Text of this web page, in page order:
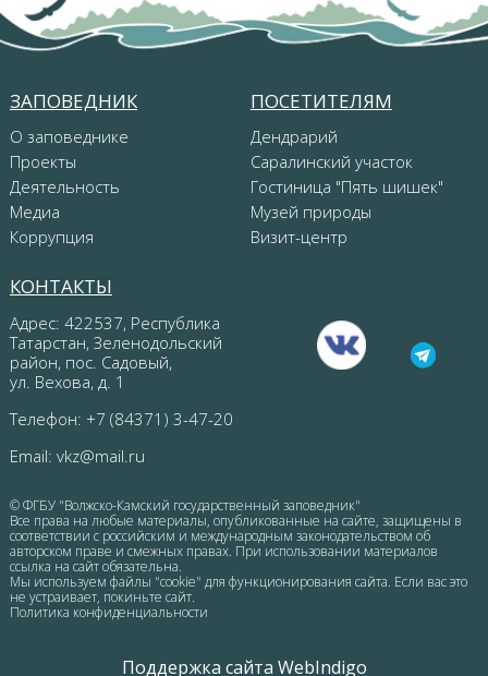
ЗАПОВЕДНИК
О заповеднике
Проекты
Деятельность
Медиа
Коррупция
ПОСЕТИТЕЛЯМ
Дендрарий
Саралинский участок
Гостиница "Пять шишек"
Музей природы
Визит-центр
КОНТАКТЫ
Адрес: 422537, Республика
Татарстан, Зеленодольский
район, пос. Садовый,
ул. Вехова, д. 1
Телефон: +7 (84371) 3-47-20
Email: vkz@mail.ru
© ФГБУ "Волжско-Камский государственный заповедник"
Все права на любые материалы, опубликованные на сайте, защищены в
соответствии с российским и международным законодательством об
авторском праве и смежных правах. При использовании материалов
ссылка на сайт обязательна.
Мы используем файлы "cookie" для функционирования сайта. Если вас это
не устраивает, покиньте сайт.
Политика конфиденциальности
Поддержка сайта WebIndigo